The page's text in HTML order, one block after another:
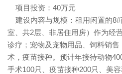
项目投资：40万元
建设内容与规模：租用闲置的8#
室、共2层、非居住用房）作为经
诊疗；宠物及宠物用品、饲料销
术，疫苗接种。预计年接待动物
手术100只、疫苗接种200只、美容